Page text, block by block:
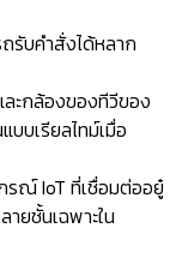
รับคำสั่งได้หลาก
ะกล้องของทีวีของ
บเรียลไทม์เมื่อ
รณ์ IoT ที่เชื่อมต่ออยู๋
ยชั้นเฉพาะใน